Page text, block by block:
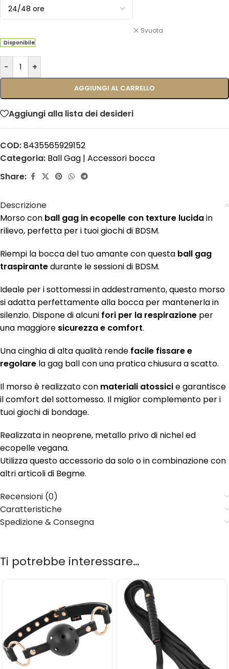
Svuota
Disponibile
- +
AGGIUNGI AL CARRELLO
Aggiungi alla lista dei desideri
COD:8435565929152
Categoria: Ball Gag | Accessori bocca
Share:
Descrizione
Morso con ball gag in ecopelle con texture lucidain
rilievo, perfetta per i tuoi giochi di BDSM.
Riempi la bocca del tuo amante con questa ball gag
traspirantedurante le sessioni di BDSM.
Ideale per i sottomessi in addestramento, questo morso
si adatta perfettamente alla bocca per mantenerla in
silenzio. Dispone di alcuni fori per la respirazione per
una maggiore sicurezza e comfort.
Una cinghia di alta qualità rende facile fissare e
regolare la gag ball con una pratica chiusura a scatto.
Il morso è realizzato con materiali atossicie garantisce
il comfort del sottomesso. Il miglior complemento per i
tuoi giochi di bondage.
Realizzata in neoprene, metallo privo di nichel ed
ecopelle vegana.
Utilizza questo accessorio da solo o in combinazione con
altri articoli di Begme.
Recensioni (0)
Caratteristiche
Spedizione & Consegna
Ti potrebbe interessare…